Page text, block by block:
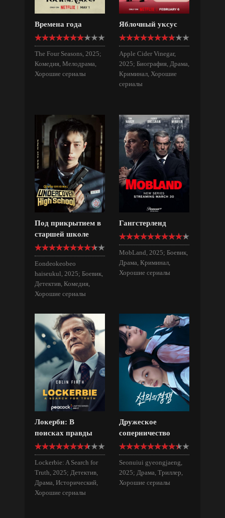
Времена года
The Four Seasons, 2025;
Комедия, Мелодрама,
Хорошие сериалы
Яблочный уксус
Apple Cider Vinegar,
2025; Биография, Драма,
Криминал, Хорошие
сериалы
Под прикрытием в
старшей школе
Eondeokeobeo
haiseukul, 2025; Боевик,
Детектив, Комедия,
Хорошие сериалы
Гангстерленд
MobLand, 2025; Боевик,
Драма, Криминал,
Хорошие сериалы
Локерби: В
поисках правды
Lockerbie: A Search for
Truth, 2025; Детектив,
Драма, Исторический,
Хорошие сериалы
Дружеское
соперничество
Seonuiui gyeongjaeng,
2025; Драма, Триллер,
Хорошие сериалы